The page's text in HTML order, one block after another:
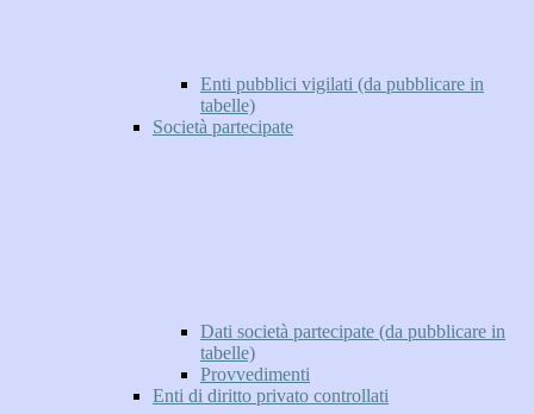
Enti pubblici vigilati (da pubblicare in
tabelle)
Società partecipate
Dati società partecipate (da pubblicare in
tabelle)
Provvedimenti
Enti di diritto privato controllati